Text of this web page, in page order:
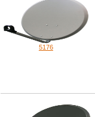
5176